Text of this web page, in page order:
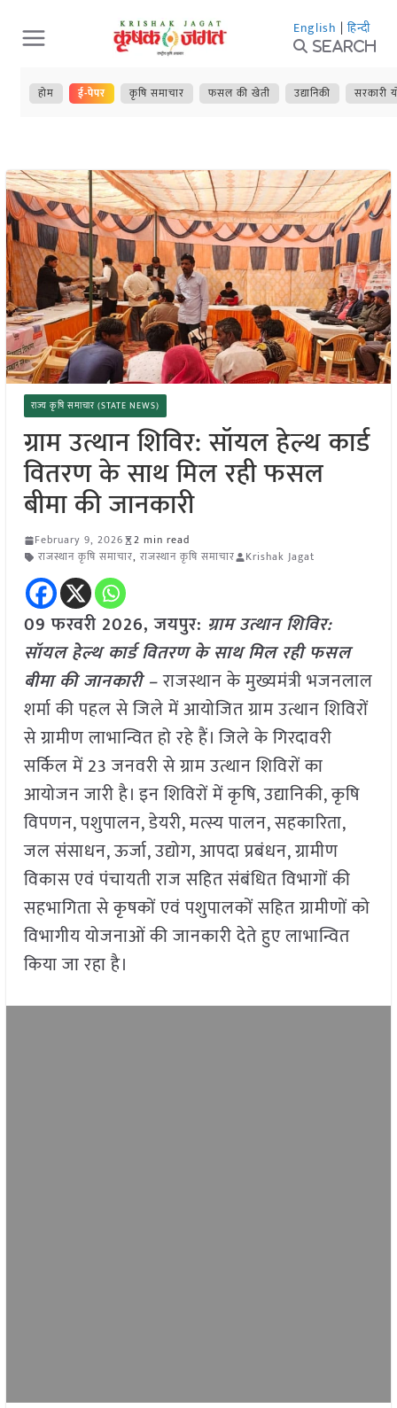
Skip
to
content
English | हिन्दी
Search
होम ई-पेपर कृषि समाचार फसल की खेती उद्यानिकी सरकारी
राज्य कृषि समाचार (STATE NEWS)
ग्राम उत्थान शिविर: सॉयल हेल्थ कार्ड
वितरण के साथ मिल रही फसल
बीमा की जानकारी
February 9, 2026
2 min read
राजस्थान कृषि समाचार, राजस्थान कृषि समाचार Krishak Jagat
09 फरवरी 2026, जयपुर: ग्राम उत्थान शिविर:
सॉयल हेल्थ कार्ड वितरण के साथ मिल रही फसल
बीमा की जानकारी –राजस्थान के मुख्यमंत्री भजनलाल
शर्मा की पहल से जिले में आयोजित ग्राम उत्थान शिविरों
से ग्रामीण लाभान्वित हो रहे हैं। जिले के गिरदावरी
सर्किल में 23 जनवरी से ग्राम उत्थान शिविरों का
आयोजन जारी है। इन शिविरों में कृषि, उद्यानिकी, कृषि
विपणन, पशुपालन, डेयरी, मत्स्य पालन, सहकारिता,
जल संसाधन, ऊर्जा, उद्योग, आपदा प्रबंधन, ग्रामीण
विकास एवं पंचायती राज सहित संबंधित विभागों की
सहभागिता से कृषकों एवं पशुपालकों सहित ग्रामीणों को
विभागीय योजनाओं की जानकारी देते हुए लाभान्वित
किया जा रहा है।